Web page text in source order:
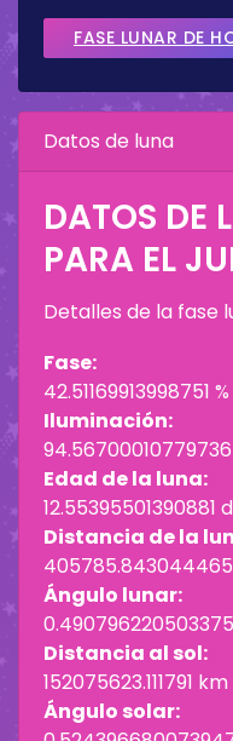
FASE LUNAR DE
Datos de luna
DATOS DE
PARA EL
Detalles de la fase
Fase:
42.51169913998751 %
Iluminación:
94.56700010779736
Edad de la luna:
12.55395501390881
Distancia de la
Ángulo lunar:
Distancia al sol:
152075623.111791 km
Ángulo solar: